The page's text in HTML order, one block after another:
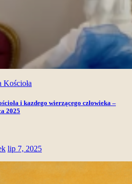
Kościoła
i kazdego wierzącego człowieka –
2025
lip 7, 2025